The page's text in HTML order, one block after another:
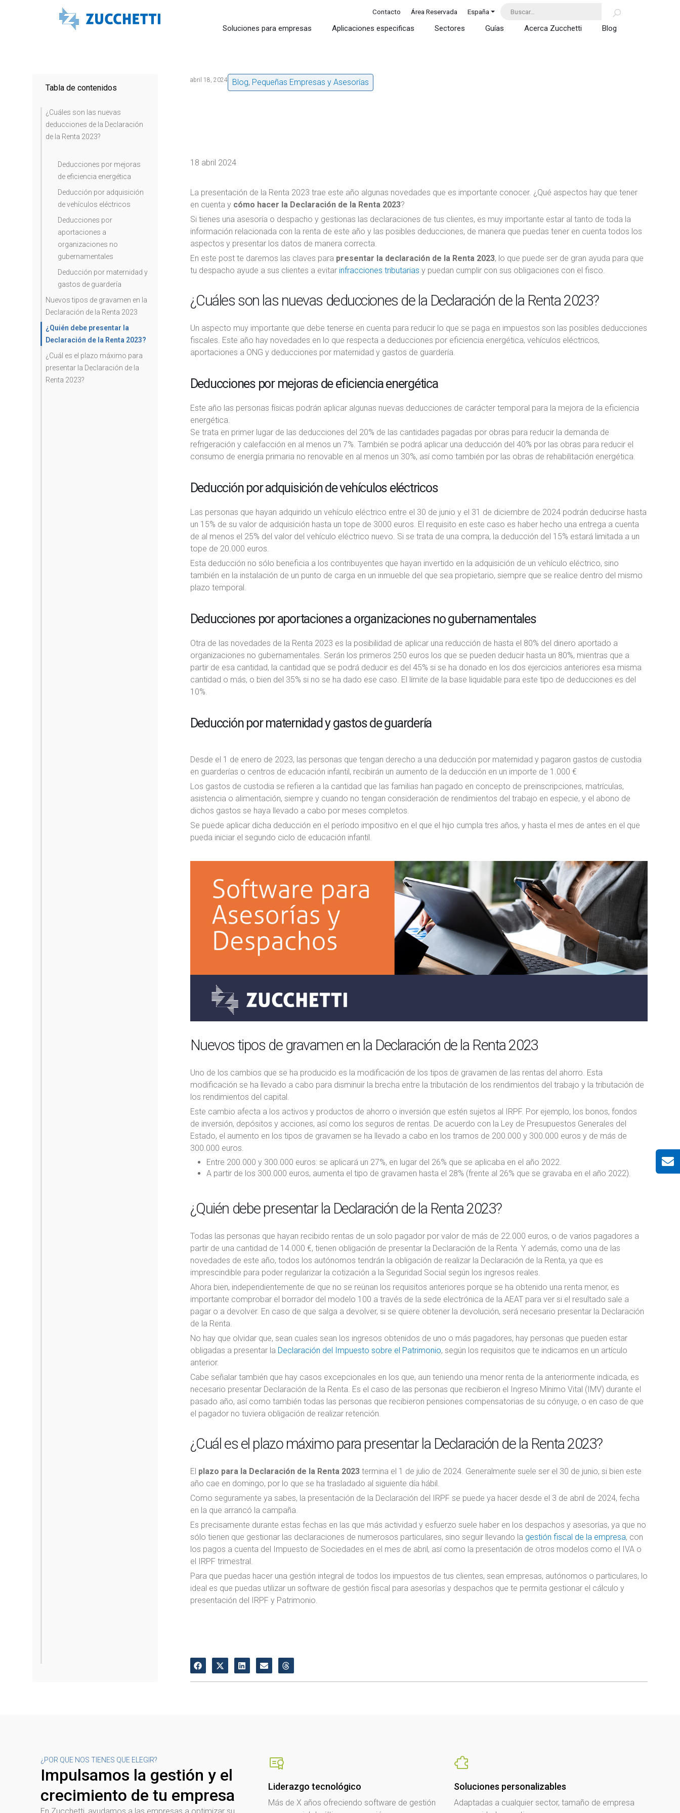
Contacto Área Reservada España
Soluciones para empresas Aplicaciones especificas Sectores Guías Acerca Zucchetti Blog
Tabla de contenidos
¿Cuáles son las nuevas
deducciones de la Declaración
de la Renta 2023?
Deducciones por mejoras
de eficiencia energética
Deducción por adquisición
de vehículos eléctricos
Deducciones por
aportaciones a
organizaciones no
gubernamentales
Deducción por maternidad y
gastos de guardería
Nuevos tipos de gravamen en la
Declaración de la Renta 2023
¿Quién debe presentar la
Declaración de la Renta 2023?
¿Cuál es el plazo máximo para
presentar la Declaración de la
Renta 2023?
abril 18, 2024 Blog, Pequeñas Empresas y Asesorías
18 abril 2024
La presentación de la Renta 2023 trae este año algunas novedades que es importante conocer. ¿Qué aspectos hay que tener
en cuenta y cómo hacer la Declaración de la Renta 2023?
Si tienes una asesoría o despacho y gestionas las declaraciones de tus clientes, es muy importante estar al tanto de toda la
información relacionada con la renta de este año y las posibles deducciones, de manera que puedas tener en cuenta todos los
aspectos y presentar los datos de manera correcta.
En este post te daremos las claves para presentar la declaración de la Renta 2023, lo que puede ser de gran ayuda para que
tu despacho ayude a sus clientes a evitar infracciones tributarias y puedan cumplir con sus obligaciones con el fisco.
¿Cuáles son las nuevas deducciones de la Declaración de la Renta 2023?
Un aspecto muy importante que debe tenerse en cuenta para reducir lo que se paga en impuestos son las posibles deducciones
fiscales. Este año hay novedades en lo que respecta a deducciones por eficiencia energética, vehículos eléctricos,
aportaciones a ONG y deducciones por maternidad y gastos de guardería.
Deducciones por mejoras de eficiencia energética
Este año las personas físicas podrán aplicar algunas nuevas deducciones de carácter temporal para la mejora de la eficiencia
energética.
Se trata en primer lugar de las deducciones del 20% de las cantidades pagadas por obras para reducir la demanda de
refrigeración y calefacción en al menos un 7%. También se podrá aplicar una deducción del 40% por las obras para reducir el
consumo de energía primaria no renovable en al menos un 30%, así como también por las obras de rehabilitación energética.
Deducción por adquisición de vehículos eléctricos
Las personas que hayan adquirido un vehículo eléctrico entre el 30 de junio y el 31 de diciembre de 2024 podrán deducirse hasta
un 15% de su valor de adquisición hasta un tope de 3000 euros. El requisito en este caso es haber hecho una entrega a cuenta
de al menos el 25% del valor del vehículo eléctrico nuevo. Si se trata de una compra, la deducción del 15% estará limitada a un
tope de 20.000 euros.
Esta deducción no sólo beneficia a los contribuyentes que hayan invertido en la adquisición de un vehículo eléctrico, sino
también en la instalación de un punto de carga en un inmueble del que sea propietario, siempre que se realice dentro del mismo
plazo temporal.
Deducciones por aportaciones a organizaciones no gubernamentales
Otra de las novedades de la Renta 2023 es la posibilidad de aplicar una reducción de hasta el 80% del dinero aportado a
organizaciones no gubernamentales. Serán los primeros 250 euros los que se pueden deducir hasta un 80%, mientras que a
partir de esa cantidad, la cantidad que se podrá deducir es del 45% si se ha donado en los dos ejercicios anteriores esa misma
cantidad o más, o bien del 35% si no se ha dado ese caso. El límite de la base liquidable para este tipo de deducciones es del
10%.
Deducción por maternidad y gastos de guardería
Desde el 1 de enero de 2023, las personas que tengan derecho a una deducción por maternidad y pagaron gastos de custodia
en guarderías o centros de educación infantil, recibirán un aumento de la deducción en un importe de 1.000 €
Los gastos de custodia se refieren a la cantidad que las familias han pagado en concepto de preinscripciones, matrículas,
asistencia o alimentación, siempre y cuando no tengan consideración de rendimientos del trabajo en especie, y el abono de
dichos gastos se haya llevado a cabo por meses completos.
Se puede aplicar dicha deducción en el período impositivo en el que el hijo cumpla tres años, y hasta el mes de antes en el que
pueda iniciar el segundo ciclo de educación infantil.
Nuevos tipos de gravamen en la Declaración de la Renta 2023
Uno de los cambios que se ha producido es la modificación de los tipos de gravamen de las rentas del ahorro. Esta
modificación se ha llevado a cabo para disminuir la brecha entre la tributación de los rendimientos del trabajo y la tributación de
los rendimientos del capital.
Este cambio afecta a los activos y productos de ahorro o inversión que estén sujetos al IRPF. Por ejemplo, los bonos, fondos
de inversión, depósitos y acciones, así como los seguros de rentas. De acuerdo con la Ley de Presupuestos Generales del
Estado, el aumento en los tipos de gravamen se ha llevado a cabo en los tramos de 200.000 y 300.000 euros y de más de
300.000 euros.
Entre 200.000 y 300.000 euros: se aplicará un 27%, en lugar del 26% que se aplicaba en el año 2022.
A partir de los 300.000 euros, aumenta el tipo de gravamen hasta el 28% (frente al 26% que se gravaba en el año 2022).
¿Quién debe presentar la Declaración de la Renta 2023?
Todas las personas que hayan recibido rentas de un solo pagador por valor de más de 22.000 euros, o de varios pagadores a
partir de una cantidad de 14.000 €, tienen obligación de presentar la Declaración de la Renta. Y además, como una de las
novedades de este año, todos los autónomos tendrán la obligación de realizar la Declaración de la Renta, ya que es
imprescindible para poder regularizar la cotización a la Seguridad Social según los ingresos reales.
Ahora bien, independientemente de que no se reúnan los requisitos anteriores porque se ha obtenido una renta menor, es
importante comprobar el borrador del modelo 100 a través de la sede electrónica de la AEAT para ver si el resultado sale a
pagar o a devolver. En caso de que salga a devolver, si se quiere obtener la devolución, será necesario presentar la Declaración
de la Renta.
No hay que olvidar que, sean cuales sean los ingresos obtenidos de uno o más pagadores, hay personas que pueden estar
obligadas a presentar la Declaración del Impuesto sobre el Patrimonio, según los requisitos que te indicamos en un artículo
anterior.
Cabe señalar también que hay casos excepcionales en los que, aun teniendo una menor renta de la anteriormente indicada, es
necesario presentar Declaración de la Renta. Es el caso de las personas que recibieron el Ingreso Mínimo Vital (IMV) durante el
pasado año, así como también todas las personas que recibieron pensiones compensatorias de su cónyuge, o en caso de que
el pagador no tuviera obligación de realizar retención.
¿Cuál es el plazo máximo para presentar la Declaración de la Renta 2023?
El plazo para la Declaración de la Renta 2023termina el 1 de julio de 2024. Generalmente suele ser el 30 de junio, si bien este
año cae en domingo, por lo que se ha trasladado al siguiente día hábil.
Como seguramente ya sabes, la presentación de la Declaración del IRPF se puede ya hacer desde el 3 de abril de 2024, fecha
en la que arrancó la campaña.
Es precisamente durante estas fechas en las que más actividad y esfuerzo suele haber en los despachos y asesorías, ya que no
sólo tienen que gestionar las declaraciones de numerosos particulares, sino seguir llevando la gestión fiscal de la empresa, con
los pagos a cuenta del Impuesto de Sociedades en el mes de abril, así como la presentación de otros modelos como el IVA o
el IRPF trimestral.
Para que puedas hacer una gestión integral de todos los impuestos de tus clientes, sean empresas, autónomos o particulares, lo
ideal es que puedas utilizar un software de gestión fiscal para asesorías y despachos que te permita gestionar el cálculo y
presentación del IRPF y Patrimonio.
¿POR QUE NOS TIENES QUE ELEGIR?
Impulsamos la gestión y el
crecimiento de tu empresa
Liderazgo tecnológico
Más de X años ofreciendo software de gestión
Soluciones personalizables
Adaptadas a cualquier sector, tamaño de empresa